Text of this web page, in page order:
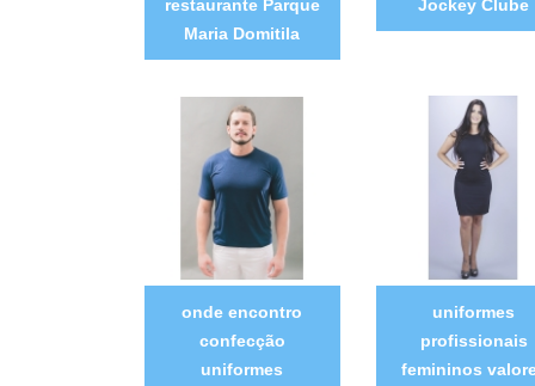
restaurante Parque
Maria Domitila
Jockey Clube
onde encontro
confecção
uniformes
uniformes
profissionais
femininos